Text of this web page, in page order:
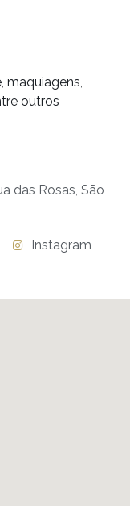
maquiagens,
outros
das Rosas, São
Instagram